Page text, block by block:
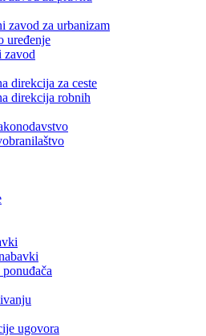
zavod za urbanizam
uređenje
zavod
direkcija za ceste
direkcija robnih
ugovora